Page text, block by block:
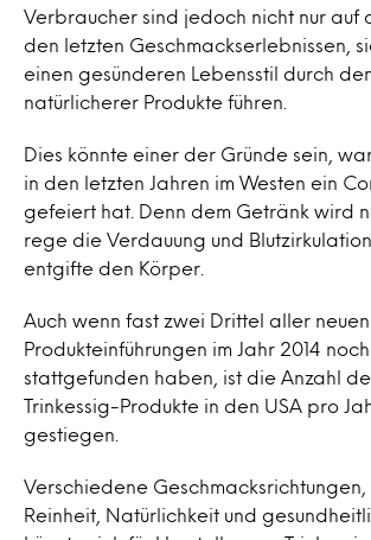
Verbraucher sind jedoch nicht nur auf
den letzten Geschmackserlebnissen,
einen gesünderen Lebensstil durch
natürlicherer Produkte führen.
Dies könnte einer der Gründe sein,
in den letzten Jahren im Westen ein
gefeiert hat. Denn dem Getränk wird
rege die Verdauung und
entgifte den Körper.
Auch wenn fast zwei Drittel aller neuen
Produkteinführungen im Jahr 2014
stattgefunden haben, ist die Anzahl
Trinkessig-Produkte in den USA pro
gestiegen.
Verschiedene Geschmacksrichtungen,
Reinheit, Natürlichkeit und